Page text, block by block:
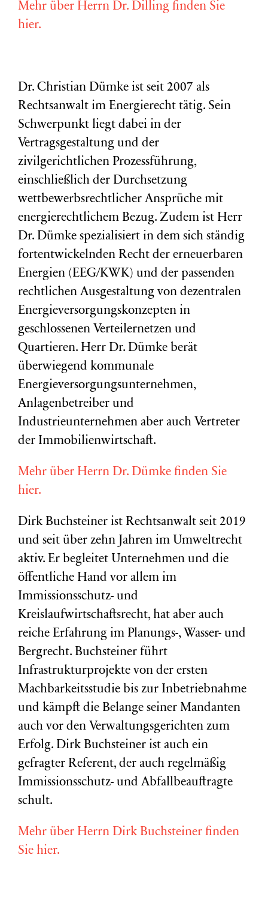
Mehr über Herrn Dr. Dilling finden Sie
hier.
Dr. Christian Dümke ist seit 2007 als
Rechtsanwalt im Energierecht tätig. Sein
Schwerpunkt liegt dabei in der
Vertragsgestaltung und der
zivilgerichtlichen Prozessführung,
einschließlich der Durchsetzung
wettbewerbsrechtlicher Ansprüche mit
energierechtlichem Bezug. Zudem ist Herr
Dr. Dümke spezialisiert in dem sich ständig
fortentwickelnden Recht der erneuerbaren
Energien (EEG/KWK) und der passenden
rechtlichen Ausgestaltung von dezentralen
Energieversorgungskonzepten in
geschlossenen Verteilernetzen und
Quartieren. Herr Dr. Dümke berät
überwiegend kommunale
Energieversorgungsunternehmen,
Anlagenbetreiber und
Industrieunternehmen aber auch Vertreter
der Immobilienwirtschaft.
Mehr über Herrn Dr. Dümke finden Sie
hier.
Dirk Buchsteiner ist Rechtsanwalt seit 2019
und seit über zehn Jahren im Umweltrecht
aktiv. Er begleitet Unternehmen und die
öffentliche Hand vor allem im
Immissionsschutz- und
Kreislaufwirtschaftsrecht, hat aber auch
reiche Erfahrung im Planungs-, Wasser- und
Bergrecht. Buchsteiner führt
Infrastrukturprojekte von der ersten
Machbarkeitsstudie bis zur Inbetriebnahme
und kämpft die Belange seiner Mandanten
auch vor den Verwaltungsgerichten zum
Erfolg. Dirk Buchsteiner ist auch ein
gefragter Referent, der auch regelmäßig
Immissionsschutz- und Abfallbeauftragte
schult.
Mehr über Herrn Dirk Buchsteiner finden
Sie hier.